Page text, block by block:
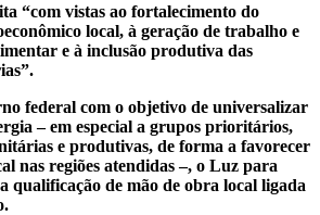
“com vistas ao fortalecimento do
local, à geração de trabalho e
e à inclusão produtiva das
federal com o objetivo de universalizar
– em especial a grupos prioritários,
e produtivas, de forma a favorecer
nas regiões atendidas –, o Luz para
qualificação de mão de obra local ligada